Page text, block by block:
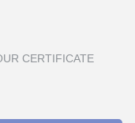
CERTIFICATE